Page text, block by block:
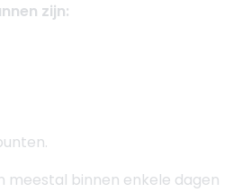
zijn:
meestal binnen enkele dagen